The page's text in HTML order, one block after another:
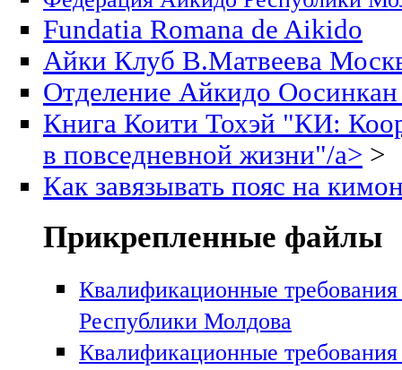
Fundatia Romana de Aikido
Айки Клуб В.Матвеева
Отделение Айкидо
Книга Коити Тохэй "КИ:
в повседневной жизни"/a> >
Как завязывать пояс на
Прикрепленные файлы
Квалификационные
Республики Молдова
Квалификационные